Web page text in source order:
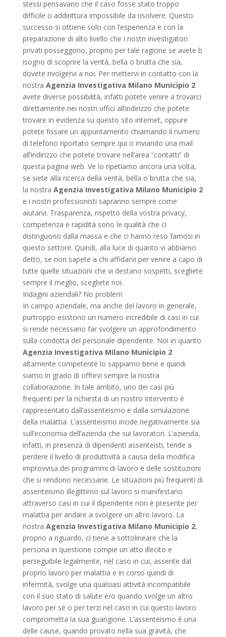
stessi pensavano che il caso fosse stato troppo
difficile o addirittura impossibile da risolvere. Questo
successo si ottiene solo con l’esperienza e con la
preparazione di alto livello che i nostri investigatori
privati posseggono, proprio per tale ragione se avete b
isogno di scoprire la verità, bella o brutta che sia,
dovete rivolgervi a noi. Per mettervi in contatto con la
nostra Agenzia Investigativa Milano Municipio 2
avete diverse possibilità, infatti potete venire a trovarci
direttamente nei nostri uffici all’indirizzo che potete
trovare in evidenza su questo sito internet, oppure
potete fissare un appuntamento chiamando il numero
di telefono riportato sempre qui o inviando una mail
all’indirizzo che potete trovare nell’area “contatti” di
questa pagina web. Ve lo ripetiamo ancora una volta,
se siete alla ricerca della verità, bella o brutta che sia,
la nostra Agenzia Investigativa Milano Municipio 2
e i nostri professionisti sapranno sempre come
aiutarvi. Trasparenza, rispetto della vostra privacy,
competenza e rapidità sono le qualità che ci
distinguono dalla massa e che ci hanno reso famosi in
questo settore. Quindi, alla luce di quanto vi abbiamo
detto, se non sapete a chi affidarvi per venire a capo di
tutte quelle situazioni che vi destano sospetti, scegliete
sempre il meglio, scegliete noi.
Indagini aziendali? No problem
In campo aziendale, ma anche del lavoro in generale,
purtroppo esistono un numero incredibile di casi in cui
si rende necessario far svolgere un approfondimento
sulla condotta del personale dipendente. Noi in quanto
Agenzia Investigativa Milano Municipio 2
altamente competente lo sappiamo bene e quindi
siamo in grado di offrirvi sempre la nostra
collaborazione. In tale ambito, uno dei casi più
frequenti per la richiesta di un nostro intervento è
rappresentato dall’assenteismo e dalla simulazione
della malattia. L’assenteismo incide negativamente sia
sull’economia dell’azienda che sui lavoratori. L’azienda,
infatti, in presenza di dipendenti assenteisti, tende a
perdere il livello di produttività a causa della modifica
improvvisa dei programmi di lavoro e delle sostituzioni
che si rendono necessarie. Le situazioni più frequenti di
assenteismo illegittimo sul lavoro si manifestano
attraverso casi in cui il dipendente non è presente per
malattia per andare a svolgere un altro lavoro. La
nostra Agenzia Investigativa Milano Municipio 2,
proprio a riguardo, ci tiene a sottolineare che la
persona in questione compie un atto illecito e
perseguibile legalmente, nel caso in cui, assente dal
proprio lavoro per malattia e in corso quindi di
infermità, svolge una qualsiasi attività incompatibile
con il suo stato di salute e/o quando svolge un altro
lavoro per sé o per terzi nel caso in cui questo lavoro
comprometta la sua guarigione. L’assenteismo è una
delle cause, quando provato nella sua gravità, che